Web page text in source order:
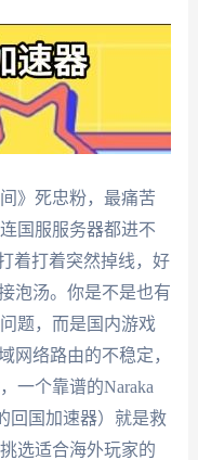
》死忠粉，最痛苦
国服服务器都进不
着打着突然掉线，好
泡汤。你是不是也有
题，而是国内游戏
网络路由的不稳定，
一个靠谱的Naraka
回国加速器）就是救
选适合海外玩家的